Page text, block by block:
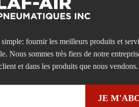
fournir les meilleurs produits et
Nous sommes très fiers de notre
et dans les produits que nous vendons.
JE